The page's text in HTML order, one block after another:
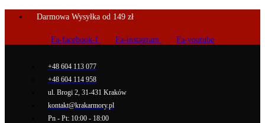
Darmowa Wysyłka od 149 zł
Fa-facebook-f Fa-instagram Fa-youtube
+48 604 113 077
+48 604 114 958
ul. Brogi 2, 31-431 Kraków
kontakt@krakarmory.pl
Pn - Pt: 10:00 - 18:00